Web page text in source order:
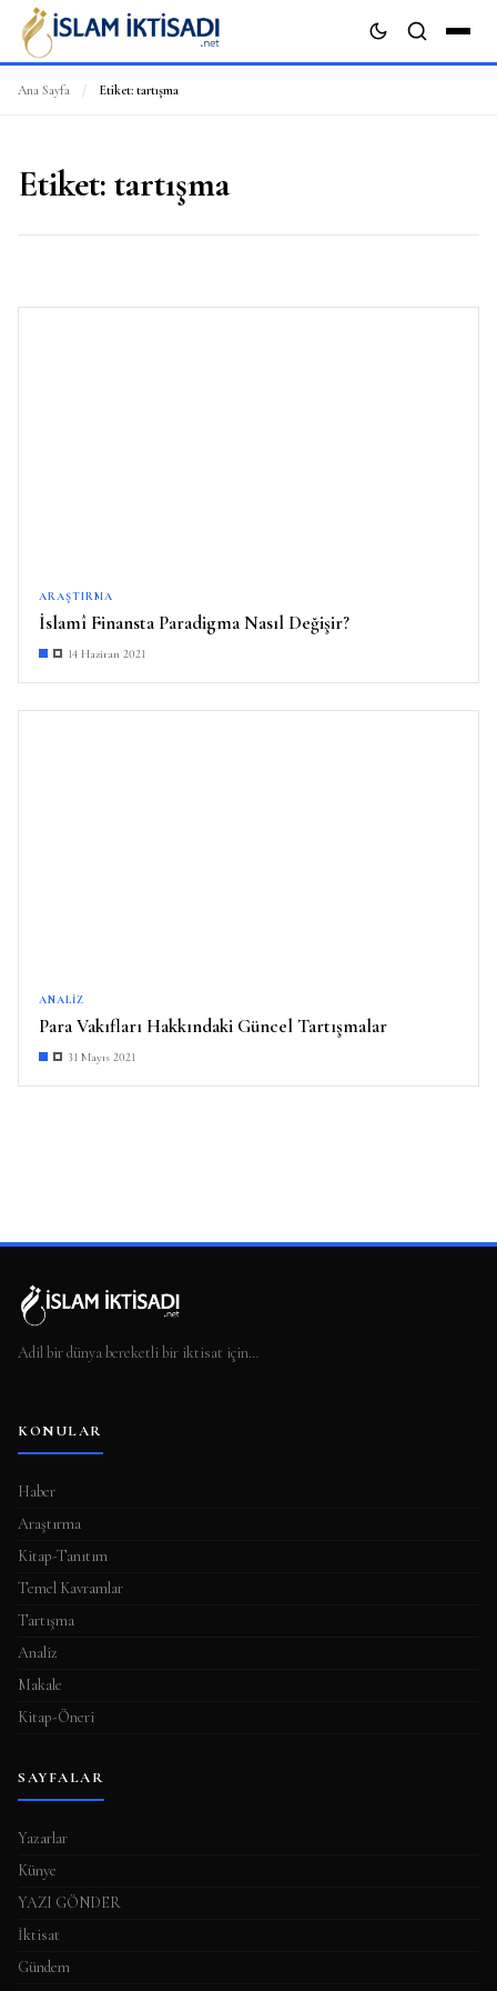
Ana Sayfa / Etiket: tartışma
Etiket: tartışma
ARAŞTIRMA
İslamî Finansta Paradigma Nasıl Değişir?
14 Haziran 2021
ANALIZ
Para Vakıfları Hakkındaki Güncel Tartışmalar
31 Mayıs 2021
Adil bir dünya bereketli bir iktisat için…
KONULAR
Haber
Araştırma
Kitap-Tanıtım
Temel Kavramlar
Tartışma
Analiz
Makale
Kitap-Öneri
SAYFALAR
Yazarlar
Künye
YAZI GÖNDER
İktisat
Gündem